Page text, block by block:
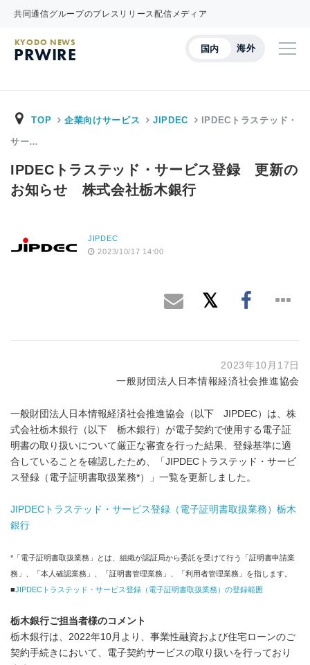
共同通信グループのプレスリリース配信メディア
国内 海外
KYODO NEWS
PRWIRE
TOP 企業向けサービス JIPDEC IPDECトラステッド・
サー…
IPDECトラステッド・サービス登録 更新の
お知らせ 株式会社栃木銀行
JIPDEC
2023/10/17 14:00
2023年10月17日
一般財団法人日本情報経済社会推進協会
一般財団法人日本情報経済社会推進協会（以下 JIPDEC）は、株
式会社栃木銀行（以下 栃木銀行）が電⼦契約で使⽤する電⼦証
明書の取り扱いについて厳正な審査を行った結果、登録基準に適
合していることを確認したため、「JIPDECトラステッド・サービ
ス登録（電子証明書取扱業務*）」一覧を更新しました。
JIPDECトラステッド・サービス登録（電子証明書取扱業務）栃木
銀行
*「電子証明書取扱業務」とは、組織が認証局から委託を受けて行う「証明書申請業
務」、「本人確認業務」、「証明書管理業務」、「利用者管理業務」を指します。
■JIPDECトラステッド・サービス登録（電子証明書取扱業務）の登録範囲
栃木銀行ご担当者様のコメント
栃木銀行は、2022年10月より、事業性融資および住宅ローンのご
契約手続きにおいて、電子契約サービスの取り扱いを行っており